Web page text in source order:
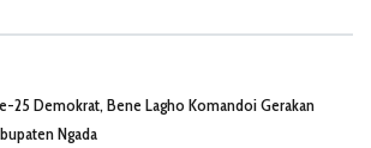
25 Demokrat, Bene Lagho Komandoi Gerakan
Ngada